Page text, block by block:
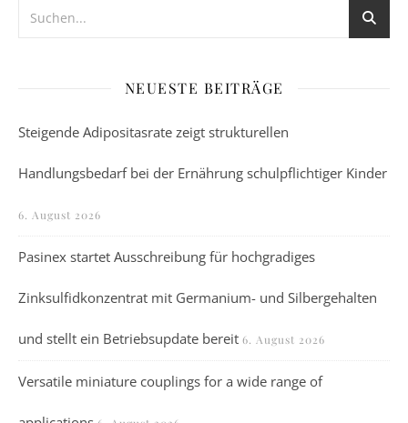
NEUESTE BEITRÄGE
Steigende Adipositasrate zeigt strukturellen
Handlungsbedarf bei der Ernährung schulpflichtiger Kinder
6. August 2026
Pasinex startet Ausschreibung für hochgradiges
Zinksulfidkonzentrat mit Germanium- und Silbergehalten
und stellt ein Betriebsupdate bereit 6. August 2026
Versatile miniature couplings for a wide range of